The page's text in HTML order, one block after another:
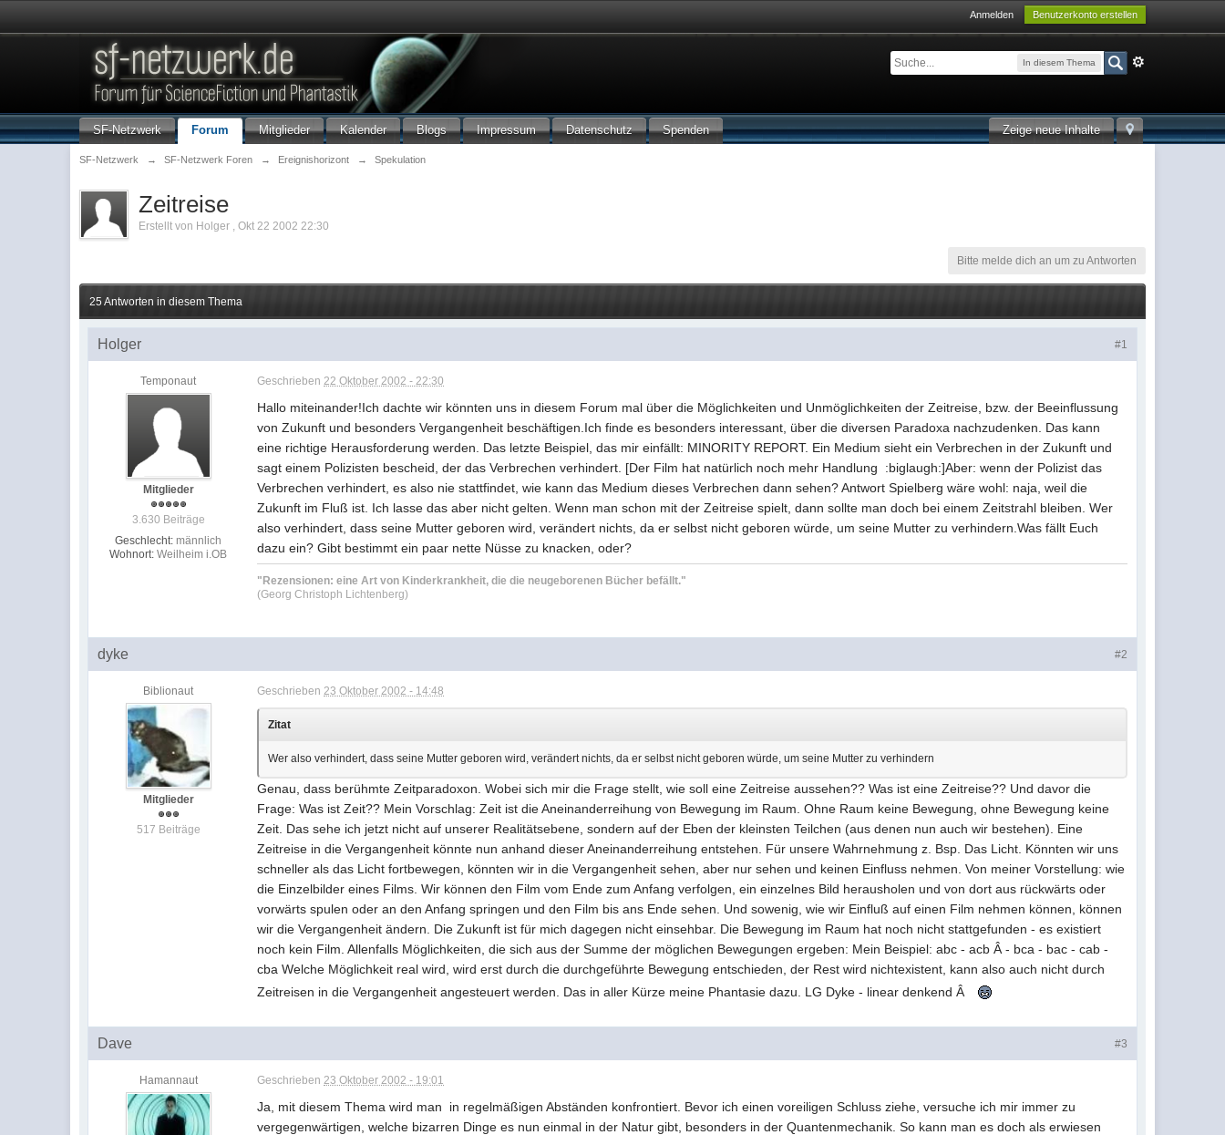
Anmelden Benutzerkonto erstellen
In diesem Thema
Zeige neue Inhalte
SF-Netzwerk Forum Mitglieder Kalender Blogs Impressum Datenschutz Spenden
SF-Netzwerk → SF-Netzwerk Foren → Ereignishorizont → Spekulation
Zeitreise
Erstellt von Holger ,Okt 22 2002 22:30
Bitte melde dich an um zu Antworten
25 Antworten in diesem Thema
#1
Holger
Temponaut
Mitglieder
3.630 Beiträge
Geschlecht: männlich
Wohnort: Weilheim i.OB
Geschrieben22 Oktober 2002 - 22:30
Hallo miteinander!Ich dachte wir könnten uns in diesem Forum mal über die Möglichkeiten und Unmöglichkeiten der Zeitreise, bzw. der Beeinflussung
von Zukunft und besonders Vergangenheit beschäftigen.Ich finde es besonders interessant, über die diversen Paradoxa nachzudenken. Das kann
eine richtige Herausforderung werden. Das letzte Beispiel, das mir einfällt: MINORITY REPORT. Ein Medium sieht ein Verbrechen in der Zukunft und
sagt einem Polizisten bescheid, der das Verbrechen verhindert. [Der Film hat natürlich noch mehr Handlung :biglaugh:]Aber: wenn der Polizist das
Verbrechen verhindert, es also nie stattfindet, wie kann das Medium dieses Verbrechen dann sehen? Antwort Spielberg wäre wohl: naja, weil die
Zukunft im Fluß ist. Ich lasse das aber nicht gelten. Wenn man schon mit der Zeitreise spielt, dann sollte man doch bei einem Zeitstrahl bleiben. Wer
also verhindert, dass seine Mutter geboren wird, verändert nichts, da er selbst nicht geboren würde, um seine Mutter zu verhindern.Was fällt Euch
dazu ein? Gibt bestimmt ein paar nette Nüsse zu knacken, oder?
"Rezensionen: eine Art von Kinderkrankheit, die die neugeborenen Bücher befällt."
(Georg Christoph Lichtenberg)
#2
dyke
Biblionaut
Mitglieder
517 Beiträge
Geschrieben23 Oktober 2002 - 14:48
Zitat
Wer also verhindert, dass seine Mutter geboren wird, verändert nichts, da er selbst nicht geboren würde, um seine Mutter zu verhindern
Genau, dass berühmte Zeitparadoxon. Wobei sich mir die Frage stellt, wie soll eine Zeitreise aussehen?? Was ist eine Zeitreise?? Und davor die
Frage: Was ist Zeit?? Mein Vorschlag: Zeit ist die Aneinanderreihung von Bewegung im Raum. Ohne Raum keine Bewegung, ohne Bewegung keine
Zeit. Das sehe ich jetzt nicht auf unserer Realitätsebene, sondern auf der Eben der kleinsten Teilchen (aus denen nun auch wir bestehen). Eine
Zeitreise in die Vergangenheit könnte nun anhand dieser Aneinanderreihung entstehen. Für unsere Wahrnehmung z. Bsp. Das Licht. Könnten wir uns
schneller als das Licht fortbewegen, könnten wir in die Vergangenheit sehen, aber nur sehen und keinen Einfluss nehmen. Von meiner Vorstellung: wie
die Einzelbilder eines Films. Wir können den Film vom Ende zum Anfang verfolgen, ein einzelnes Bild herausholen und von dort aus rückwärts oder
vorwärts spulen oder an den Anfang springen und den Film bis ans Ende sehen. Und sowenig, wie wir Einfluß auf einen Film nehmen können, können
wir die Vergangenheit ändern. Die Zukunft ist für mich dagegen nicht einsehbar. Die Bewegung im Raum hat noch nicht stattgefunden - es existiert
noch kein Film. Allenfalls Möglichkeiten, die sich aus der Summe der möglichen Bewegungen ergeben: Mein Beispiel: abc - acb Â - bca - bac - cab -
cba Welche Möglichkeit real wird, wird erst durch die durchgeführte Bewegung entschieden, der Rest wird nichtexistent, kann also auch nicht durch
Zeitreisen in die Vergangenheit angesteuert werden. Das in aller Kürze meine Phantasie dazu. LG Dyke - linear denkend Â
#3
Dave
Hamannaut Geschrieben23 Oktober 2002 - 19:01
Ja, mit diesem Thema wird man in regelmäßigen Abständen konfrontiert. Bevor ich einen voreiligen Schluss ziehe, versuche ich mir immer zu
vergegenwärtigen, welche bizarren Dinge es nun einmal in der Natur gibt, besonders in der Quantenmechanik. So kann man es doch als erwiesen